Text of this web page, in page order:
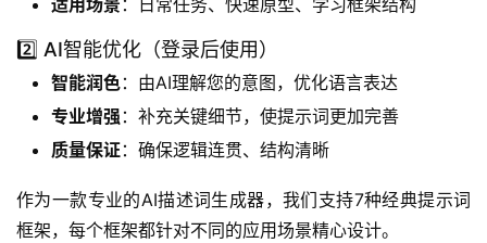
适用场景 ：日常任务、快速原型、学习框架结构
2️⃣ AI智能优化（登录后使用）
智能润色：由AI理解您的意图，优化语言表达
专业增强 ：补充关键细节，使提示词更加完善
质量保证：确保逻辑连贯、结构清晰
作为一款专业的AI描述词生成器，我们支持7种经典提示词
框架，每个框架都针对不同的应用场景精心设计。